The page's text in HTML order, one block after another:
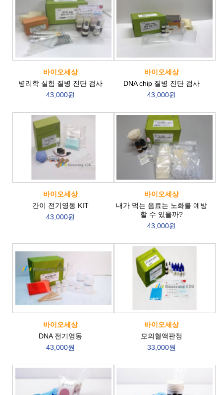
바이오세상
병리학 실험 질병 진단 검사
43,000원
바이오세상
DNA chip 질병 진단 검사
43,000원
바이오세상
간이 전기영동 KIT
43,000원
바이오세상
내가 먹는 음료는 노화를 예방
할 수 있을까?
43,000원
바이오세상
DNA 전기영동
43,000원
바이오세상
모의혈액판정
33,000원